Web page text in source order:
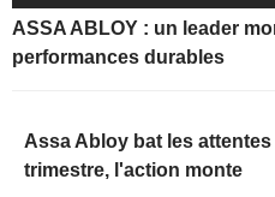
ASSA ABLOY : un leader
performances durables
Assa Abloy bat les attentes
trimestre, l'action monte